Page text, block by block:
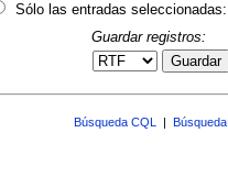
Sólo las entradas seleccionadas:
Guardar registros:
Guardar
Búsqueda CQL